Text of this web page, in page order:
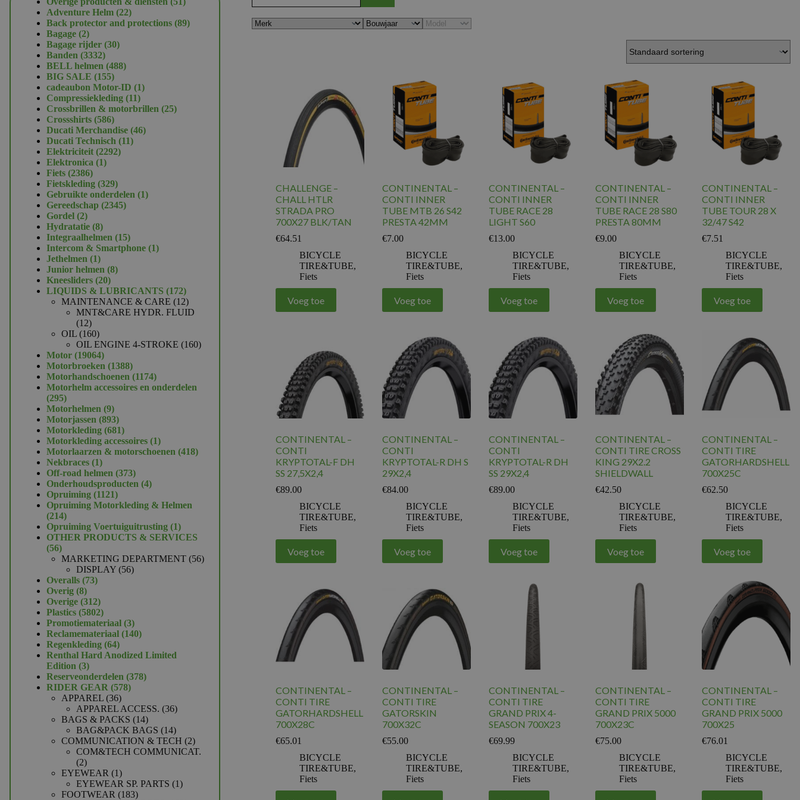
CHALLENGE –
CHALL HTLR
STRADA PRO
700X27 BLK/TAN
€64.51
BICYCLE
TIRE&TUBE,
Fiets
Voeg toe
CONTINENTAL –
CONTI INNER
TUBE MTB 26 S42
PRESTA 42MM
€7.00
BICYCLE
TIRE&TUBE,
Fiets
Voeg toe
CONTINENTAL –
CONTI INNER
TUBE RACE 28
LIGHT S60
€13.00
BICYCLE
TIRE&TUBE,
Fiets
Voeg toe
CONTINENTAL –
CONTI INNER
TUBE RACE 28 S80
PRESTA 80MM
€9.00
BICYCLE
TIRE&TUBE,
Fiets
Voeg toe
CONTINENTAL –
CONTI INNER
TUBE TOUR 28 X
32/47 S42
€7.51
BICYCLE
TIRE&TUBE,
Fiets
Voeg toe
CONTINENTAL –
CONTI
KRYPTOTAL-F DH
SS 27,5X2,4
€89.00
BICYCLE
TIRE&TUBE,
Fiets
Voeg toe
CONTINENTAL –
CONTI
KRYPTOTAL-R DH S
29X2,4
€84.00
BICYCLE
TIRE&TUBE,
Fiets
Voeg toe
CONTINENTAL –
CONTI
KRYPTOTAL-R DH
SS 29X2,4
€89.00
BICYCLE
TIRE&TUBE,
Fiets
Voeg toe
CONTINENTAL –
CONTI TIRE CROSS
KING 29X2.2
SHIELDWALL
€42.50
BICYCLE
TIRE&TUBE,
Fiets
Voeg toe
CONTINENTAL –
CONTI TIRE
GATORHARDSHELL
700X25C
€62.50
BICYCLE
TIRE&TUBE,
Fiets
Voeg toe
CONTINENTAL –
CONTI TIRE
GATORHARDSHELL
700X28C
€65.01
BICYCLE
TIRE&TUBE,
Fiets
CONTINENTAL –
CONTI TIRE
GATORSKIN
700X32C
€55.00
BICYCLE
TIRE&TUBE,
Fiets
CONTINENTAL –
CONTI TIRE
GRAND PRIX 4-
SEASON 700X23
€69.99
BICYCLE
TIRE&TUBE,
Fiets
CONTINENTAL –
CONTI TIRE
GRAND PRIX 5000
700X23C
€75.00
BICYCLE
TIRE&TUBE,
Fiets
CONTINENTAL –
CONTI TIRE
GRAND PRIX 5000
700X25
€76.01
BICYCLE
TIRE&TUBE,
Fiets
Adventure Helm 2222
producten
Back protector and protections 8989
Bagage 22
producten
Bagage rijder 3030
Banden 33323332
producten
BELL helmen 488488
BIG SALE 155155
producten
cadeaubon Motor-ID 11
Compressiekleding 1111
producten
Crossbrillen & motorbrillen 2525
Crossshirts 586586
producten
Ducati Merchandise 4646
Ducati Technisch 1111
Elektriciteit 22922292
Elektronica 11
Fiets 23862386
producten
Fietskleding 329329
producten
Gebruikte onderdelen 11
Gereedschap 23452345
Gordel 22
producten
Hydratatie 88
producten
Integraalhelmen 1515
producten
Intercom & Smartphone 11
Jethelmen 11
product
Junior helmen 88
Kneesliders 2020
producten
LIQUIDS & LUBRICANTS 172172
producten
MAINTENANCE & CARE 1212
producten
MNT&CARE HYDR. FLUID
1212
producten
OIL 160160
producten
OIL ENGINE 4-STROKE 160160
Motor 1906419064
producten
Motorbroeken 13881388
producten
Motorhandschoenen 11741174
producten
Motorhelm accessoires en onderdelen
295295
producten
Motorhelmen 99
producten
Motorjassen 893893
producten
Motorkleding 681681
producten
Motorkleding accessoires 11
product
Motorlaarzen & motorschoenen 418418
Nekbraces 11
product
Off-road helmen 373373
producten
Onderhoudsproducten 44
Opruiming 11211121
producten
Opruiming Motorkleding & Helmen
214214
producten
Opruiming Voertuiguitrusting 11
product
OTHER PRODUCTS & SERVICES
5656
producten
MARKETING DEPARTMENT 5656
DISPLAY 5656
Overalls 7373
Overig 88
producten
Overige 312312
producten
Plastics 58025802
producten
Promotiemateriaal 33
producten
Reclamemateriaal 140140
Regenkleding 6464
producten
Renthal Hard Anodized Limited
Edition 33
producten
Reserveonderdelen 378378
RIDER GEAR 578578
APPAREL 3636
producten
APPAREL ACCESS. 3636
BAGS & PACKS 1414
producten
BAG&PACK BAGS 1414
producten
COMMUNICATION & TECH 22
producten
COM&TECH COMMUNICAT.
22
producten
EYEWEAR 11
product
EYEWEAR SP. PARTS 11
FOOTWEAR 183183